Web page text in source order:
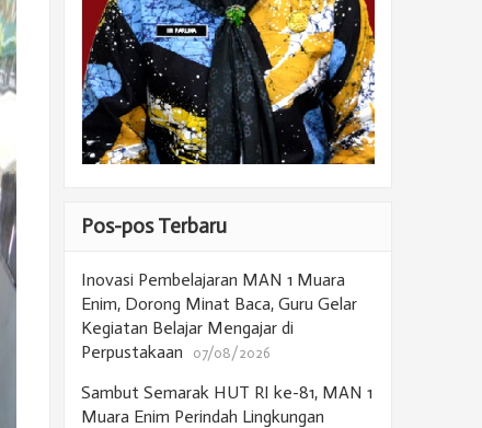
Pos-pos Terbaru
Inovasi Pembelajaran MAN 1 Muara
Enim, Dorong Minat Baca, Guru Gelar
Kegiatan Belajar Mengajar di
Perpustakaan
07/08/2026
Sambut Semarak HUT RI ke-81, MAN 1
Muara Enim Perindah Lingkungan